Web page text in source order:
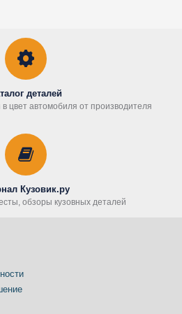
деталей
в цвет автомобиля от производителя
Кузовик.ру
обзоры кузовных деталей